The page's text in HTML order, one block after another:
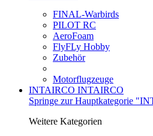
FINAL-Warbirds
PILOT RC
AeroFoam
FlyFLy Hobby
Zubehör
Motorflugzeuge
INTAIRCO INTAIRCO
Springe zur Hauptkategorie
Weitere Kategorien